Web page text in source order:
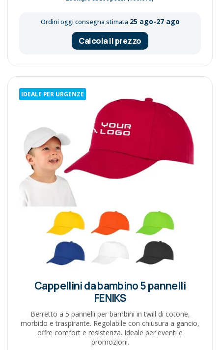
Ordini oggi consegna stimata 25 ago-27 ago
Calcola il prezzo
IDEALE PER URGENZE
Cappellini da bambino 5 pannelli
FENIKS
Berretto a 5 pannelli per bambini in twill di cotone,
morbido e traspirante. Regolabile con chiusura a gancio,
offre comfort e resistenza. Ideale per eventi e
promozioni.